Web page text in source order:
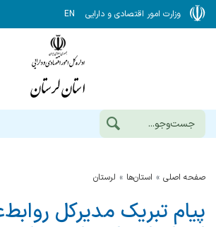
وزارت امور اقتصادی و دارایی EN
صفحه اصلی استان‌ها لرستان
پیام تبریک مدیرکل